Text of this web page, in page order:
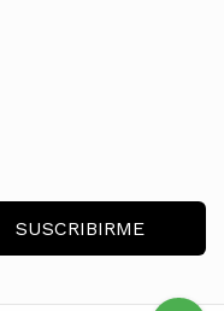
SUSCRIBIRME